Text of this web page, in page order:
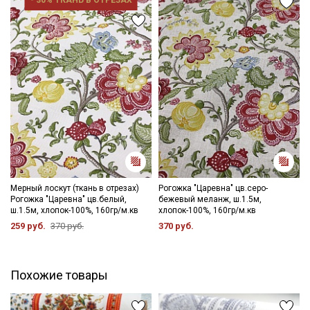
- противопоказано употребление отбеливателей;
- сушить в подвешенном состоянии;
- гладить с изнаночной стороны..
Цветопередача может отличаться от оригинального цвета
ткани в зависимости от настроек вашего монитора, и в
зависимости от партии тон ткани может отличаться.
Мерный лоскут (ткань в отрезах)
Рогожка "Царевна" цв.белый,
ш.1.5м, хлопок-100%, 160гр/м.кв
259 руб. 370 руб.
Рогожка "Царевна" цв.серо-
бежевый меланж, ш.1.5м,
хлопок-100%, 160гр/м.кв
370 руб.
Похожие товары